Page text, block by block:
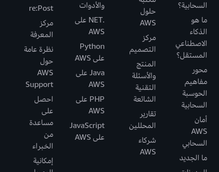
السحابية؟
ما هو
الذكاء
الاصطناعي
المستقل؟
محور
مفاهيم
الحوسبة
السحابية
أمان
AWS
السحابي
ما الجديد
حلول
AWS
مركز
التصميم
المنتج
والأسئلة
التقنية
الشائعة
تقارير
المحللين
شركاء
AWS
والأدوات
.NET على
AWS
Python
على AWS
Java على
AWS
PHP على
AWS
JavaScript
على AWS
re:Post
مركز
المعرفة
نظرة عامة
حول
AWS
Support
احصل
على
مساعدة
من
الخبراء
إمكانية